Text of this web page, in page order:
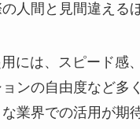
人間と見間違える
には、スピード感
ンの自由度など多
業界での活用が期